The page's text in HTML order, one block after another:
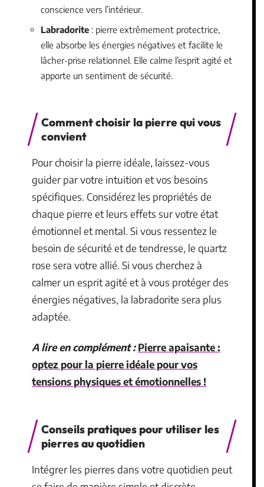
conscience vers l’intérieur.
Labradorite : pierre extrêmement protectrice,
elle absorbe les énergies négatives et facilite le
lâcher-prise relationnel. Elle calme l’esprit agité et
apporte un sentiment de sécurité.
Comment choisir la pierre qui vous
convient
Pour choisir la pierre idéale, laissez-vous
guider par votre intuition et vos besoins
spécifiques. Considérez les propriétés de
chaque pierre et leurs effets sur votre état
émotionnel et mental. Si vous ressentez le
besoin de sécurité et de tendresse, le quartz
rose sera votre allié. Si vous cherchez à
calmer un esprit agité et à vous protéger des
énergies négatives, la labradorite sera plus
adaptée.
A lire en complément : Pierre apaisante :
optez pour la pierre idéale pour vos
tensions physiques et émotionnelles !
Conseils pratiques pour utiliser les
pierres au quotidien
Intégrer les pierres dans votre quotidien peut